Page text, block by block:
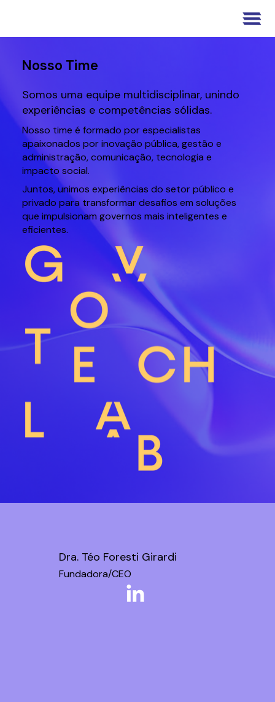
Nosso Time
Somos uma equipe multidisciplinar, unindo
experiências e competências sólidas.
Nosso time é formado por especialistas
apaixonados por inovação pública, gestão e
administração, comunicação, tecnologia e
impacto social.
Juntos, unimos experiências do setor público e
privado para transformar desafios em soluções
que impulsionam governos mais inteligentes e
eficientes.
Dra. Téo Foresti Girardi
Fundadora/CEO